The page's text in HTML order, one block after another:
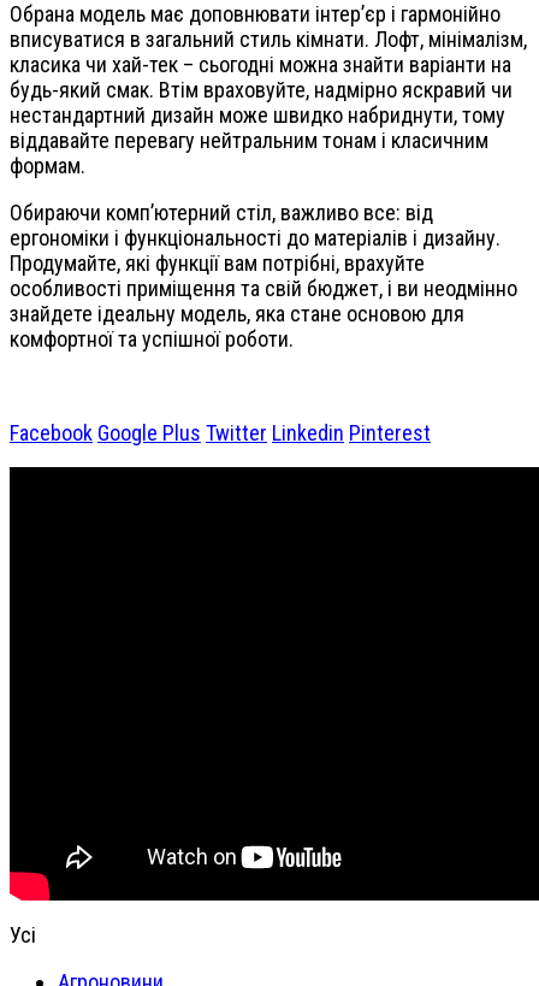
Обрана модель має доповнювати інтер’єр і гармонійно
вписуватися в загальний стиль кімнати. Лофт, мінімалізм,
класика чи хай-тек – сьогодні можна знайти варіанти на
будь-який смак. Втім враховуйте, надмірно яскравий чи
нестандартний дизайн може швидко набриднути, тому
віддавайте перевагу нейтральним тонам і класичним
формам.
Обираючи комп’ютерний стіл, важливо все: від
ергономіки і функціональності до матеріалів і дизайну.
Продумайте, які функції вам потрібні, врахуйте
особливості приміщення та свій бюджет, і ви неодмінно
знайдете ідеальну модель, яка стане основою для
комфортної та успішної роботи.
Facebook Google Plus Twitter Linkedin Pinterest
Усі